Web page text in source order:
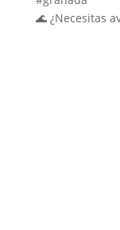
🌊 ¿Necesitas